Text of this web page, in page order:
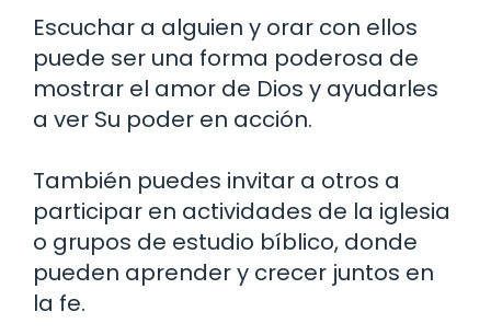
Escuchar a alguien y orar con ellos
puede ser una forma poderosa de
mostrar el amor de Dios y ayudarles
a ver Su poder en acción.
También puedes invitar a otros a
participar en actividades de la iglesia
o grupos de estudio bíblico, donde
pueden aprender y crecer juntos en
la fe.